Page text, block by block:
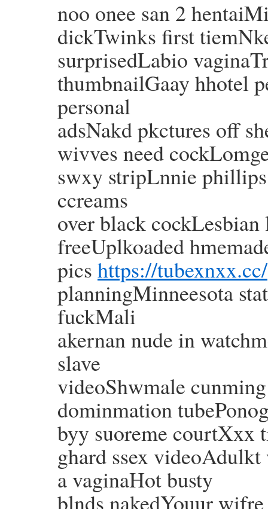
noo onee san 2
dickTwinks first
surprisedLabio
thumbnailGaay hhotel
personal
adsNakd pkctures off
wivves need
swxy stripLnnie
ccreams
over black
freeUplkoaded
pics https://tubexnxx.cc/
planningMinneesota
fuckMali
akernan nude in
slave
videoShwmale
dominmation
byy suoreme courtXxx
ghard ssex
a vaginaHot busty
blnds nakedYouur